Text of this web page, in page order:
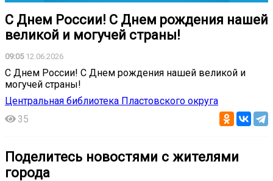
С Днем России! С Днем рождения нашей
великой и могучей страны!
09:0512.06.2026
С Днем России! С Днем рождения нашей великой и
могучей страны!
Центральная библиотека Пластовского округа
35
Поделитесь новостями с жителями
города